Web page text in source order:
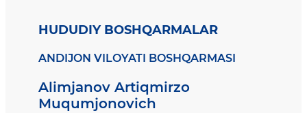
HUDUDIY BOSHQARMALAR
ANDIJON VILOYATI BOSHQARMASI
Alimjanov Artiqmirzo
Muqumjonovich